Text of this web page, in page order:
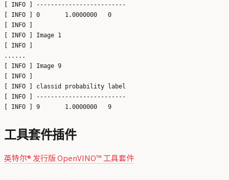
[ INFO ] -------------------------
[ INFO ] 0       1.0000000   0
[ INFO ]
[ INFO ] Image 1
[ INFO ]
......
[ INFO ] Image 9
[ INFO ]
[ INFO ] classid probability label
[ INFO ] -------------------------
工具套件插件
英特尔® 发行版 OpenVINO™ 工具套件